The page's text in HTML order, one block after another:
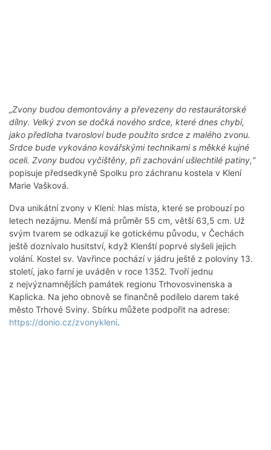
„Zvony budou demontovány a převezeny do restaurátorské
dílny. Velký zvon se dočká nového srdce, které dnes chybí,
jako předloha tvarosloví bude použito srdce z malého zvonu.
Srdce bude vykováno kovářskými technikami s měkké kujné
oceli. Zvony budou vyčištěny, při zachování ušlechtilé patiny,“
popisuje předsedkyně Spolku pro záchranu kostela v Klení
Marie Vašková.
Dva unikátní zvony v Klení: hlas místa, které se probouzí po
letech nezájmu. Menší má průměr 55 cm, větší 63,5 cm. Už
svým tvarem se odkazují ke gotickému původu, v Čechách
ještě doznívalo husitství, když Klenští poprvé slyšeli jejich
volání. Kostel sv. Vavřince pochází v jádru ještě z poloviny 13.
století, jako farní je uváděn v roce 1352. Tvoří jednu
z nejvýznamnějších památek regionu Trhovosvinenska a
Kaplicka. Na jeho obnově se finančně podílelo darem také
město Trhové Sviny. Sbírku můžete podpořit na adrese:
https://donio.cz/zvonykleni.